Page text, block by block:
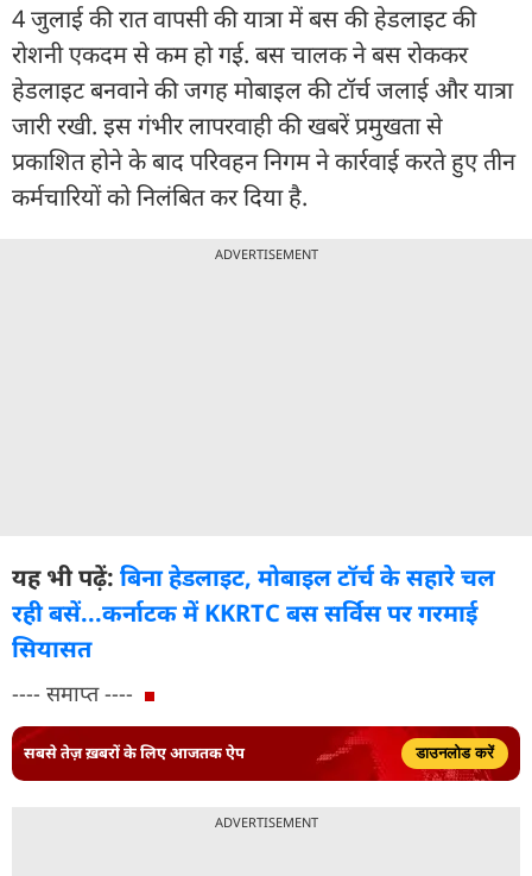
4 जुलाई की रात वापसी की यात्रा में बस की हेडलाइट की
रोशनी एकदम से कम हो गई. बस चालक ने बस रोककर
हेडलाइट बनवाने की जगह मोबाइल की टॉर्च जलाई और यात्रा
जारी रखी. इस गंभीर लापरवाही की खबरें प्रमुखता से
प्रकाशित होने के बाद परिवहन निगम ने कार्रवाई करते हुए तीन
कर्मचारियों को निलंबित कर दिया है.
ADVERTISEMENT
यह भी पढ़ें: बिना हेडलाइट, मोबाइल टॉर्च के सहारे चल
रही बसें...कर्नाटक में KKRTC बस सर्विस पर गरमाई
सियासत
---- समाप्त ----
सबसे तेज़ ख़बरों के लिए आजतक ऐप डाउनलोड करें
ADVERTISEMENT